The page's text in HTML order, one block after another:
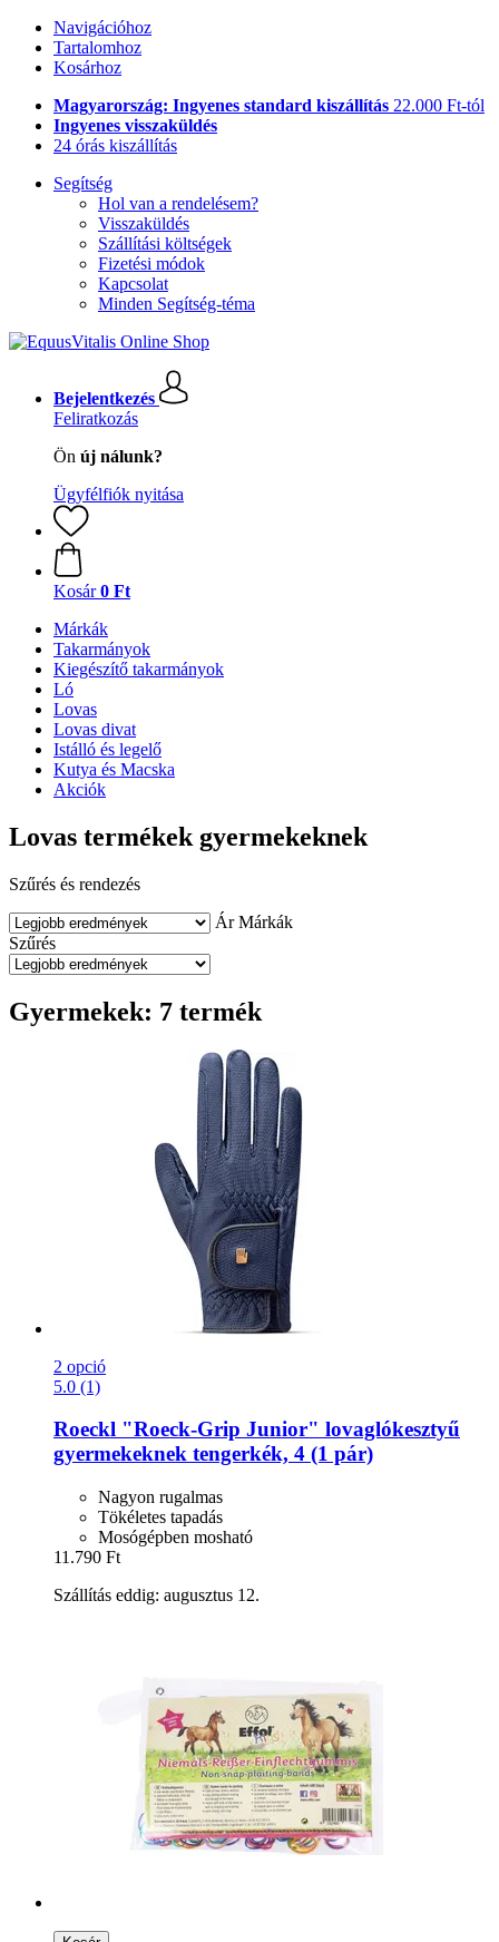
Navigációhoz
Tartalomhoz
Kosárhoz
Magyarország: Ingyenes standard kiszállítás 22.000 Ft-tól
Ingyenes visszaküldés
24 órás kiszállítás
Segítség
Hol van a rendelésem?
Visszaküldés
Szállítási költségek
Fizetési módok
Kapcsolat
Minden Segítség-téma
Bejelentkezés
Feliratkozás
Ön új nálunk?
Ügyfélfiók nyitása
Kosár 0 Ft
Márkák
Takarmányok
Kiegészítő takarmányok
Ló
Lovas
Lovas divat
Istálló és legelő
Kutya és Macska
Akciók
Lovas termékek gyermekeknek
Szűrés és rendezés
Ár Márkák
Szűrés
Gyermekek: 7 termék
2 opció
5.0 (1)
Roeckl "Roeck-​Grip Junior" lovaglókesztyű
gyermekeknek tengerkék, 4 (1 pár)
Nagyon rugalmas
Tökéletes tapadás
Mosógépben mosható
11.790 Ft
Szállítás eddig: augusztus 12.